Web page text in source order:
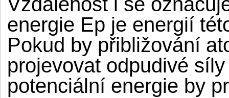
energie Ep je energií
Pokud by přibližování
projevovat odpudivé
potenciální energie by